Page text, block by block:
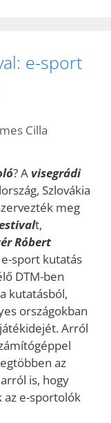
e-sport
Cilla
? A visegrádi
Szlovákia
meg
t,
Róbert
sport kutatás
DTM-ben
kutatásból,
országokban
Arról
az
is, hogy
az e-sportolók